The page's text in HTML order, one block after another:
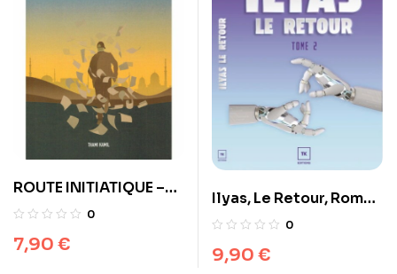
ROUTE INITIATIQUE –
RECUEIL DE NOUVELLES
0
7,90 €
Ilyas, Le Retour, Roman
De Thami Kamil (Tome
0
9,90 €